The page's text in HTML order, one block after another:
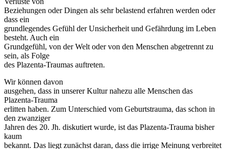
Beziehungen oder Dingen als sehr belastend erfahren werden oder
dass ein
grundlegendes Gefühl der Unsicherheit und Gefährdung im Leben
besteht. Auch ein
Grundgefühl, von der Welt oder von den Menschen abgetrennt zu
sein, als Folge
des Plazenta-Traumas auftreten.
Wir können davon
ausgehen, dass in unserer Kultur nahezu alle Menschen das
Plazenta-Trauma
erlitten haben. Zum Unterschied vom Geburtstrauma, das schon in
den zwanziger
Jahren des 20. Jh. diskutiert wurde, ist das Plazenta-Trauma bisher
kaum
bekannt. Das liegt zunächst daran, dass die irrige Meinung verbreitet